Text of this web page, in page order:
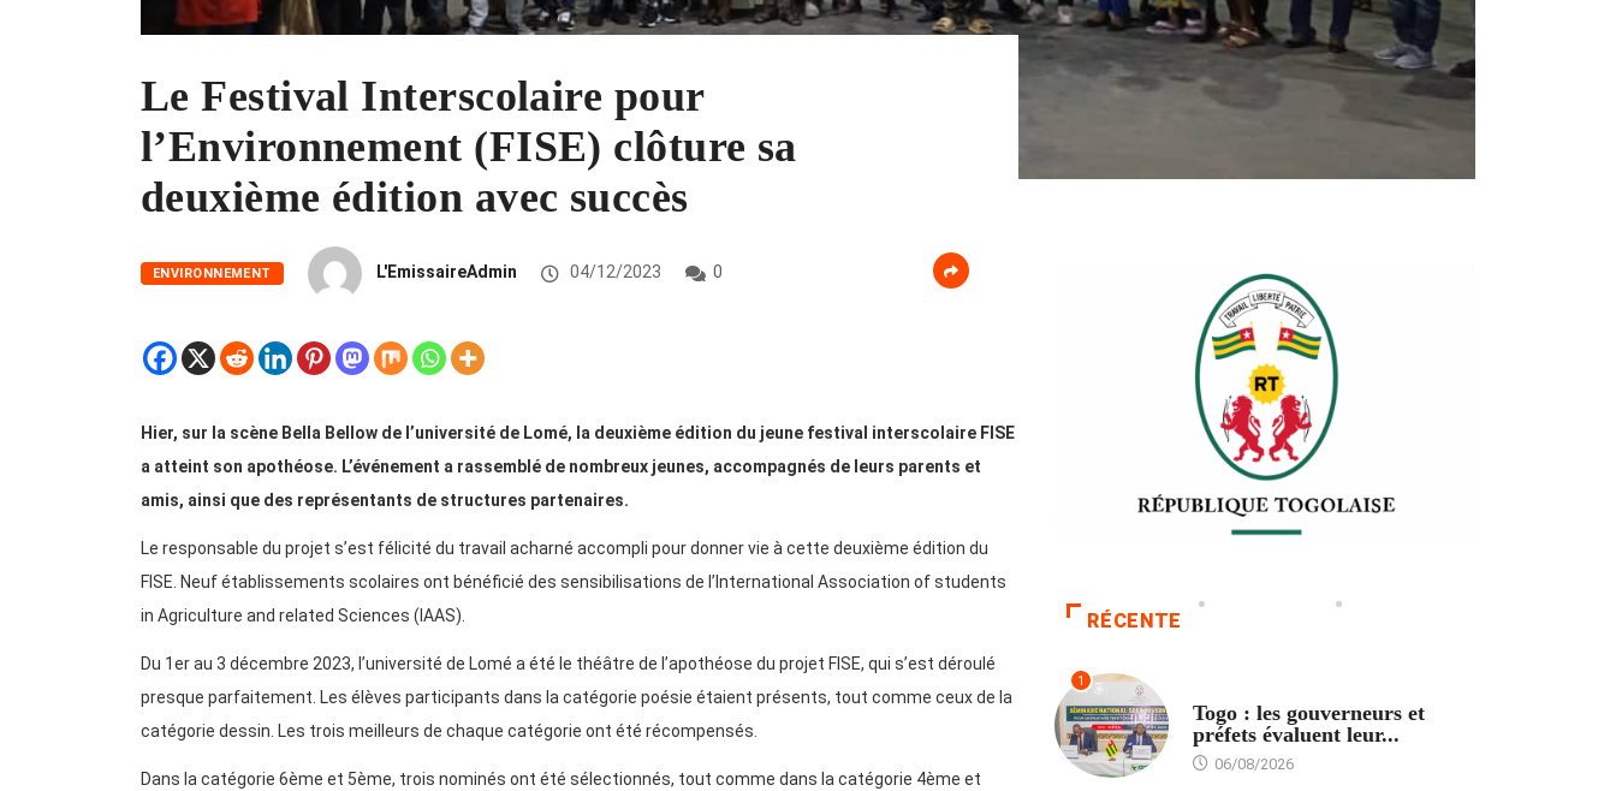
Le Festival Interscolaire pour
l’Environnement (FISE) clôture sa
deuxième édition avec succès
ENVIRONNEMENT L'EmissaireAdmin 04/12/2023 0
Hier, sur la scène Bella Bellow de l’université de Lomé, la deuxième édition du jeune festival interscolaire FISE
a atteint son apothéose. L’événement a rassemblé de nombreux jeunes, accompagnés de leurs parents et
amis, ainsi que des représentants de structures partenaires.
Le responsable du projet s’est félicité du travail acharné accompli pour donner vie à cette deuxième édition du
FISE. Neuf établissements scolaires ont bénéficié des sensibilisations de l’International Association of students
in Agriculture and related Sciences (IAAS).
Du 1er au 3 décembre 2023, l’université de Lomé a été le théâtre de l’apothéose du projet FISE, qui s’est déroulé
presque parfaitement. Les élèves participants dans la catégorie poésie étaient présents, tout comme ceux de la
catégorie dessin. Les trois meilleurs de chaque catégorie ont été récompensés.
Dans la catégorie 6ème et 5ème, trois nominés ont été sélectionnés, tout comme dans la catégorie 4ème et
RÉCENTE
1
Togo : les gouverneurs et
préfets évaluent leur...
06/08/2026